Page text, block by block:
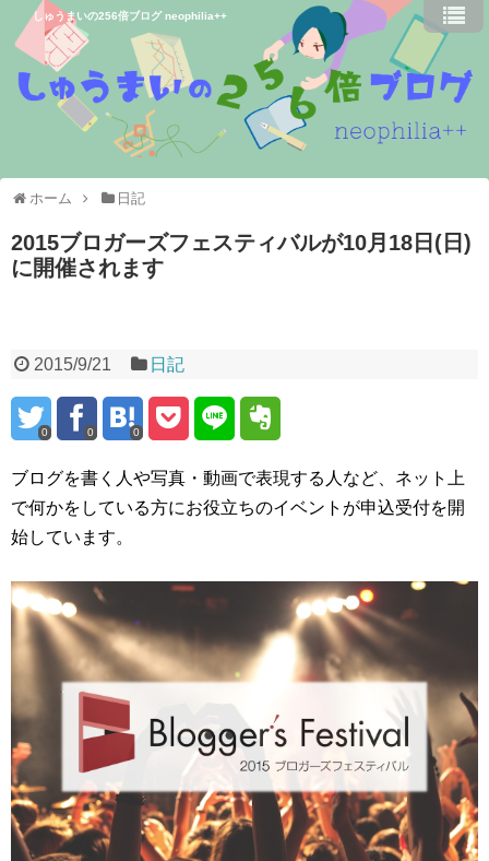
しゅうまいの256倍ブログ neophilia++
ホーム 日記
2015ブロガーズフェスティバルが10月18日(日)
に開催されます
2015/9/21 日記
0 0 0
ブログを書く人や写真・動画で表現する人など、ネット上
で何かをしている方にお役立ちのイベントが申込受付を開
始しています。